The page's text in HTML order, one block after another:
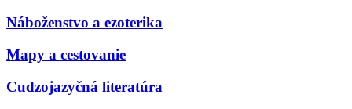
Náboženstvo a ezoterika
Mapy a cestovanie
Cudzojazyčná literatúra